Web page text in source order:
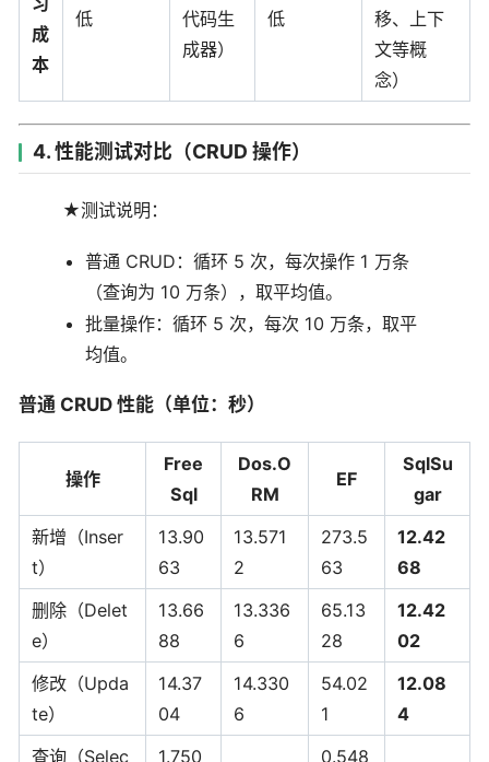
成
本
低
代码生
成器）
低
移、上下
文等概
念）
4. 性能测试对比（CRUD 操作）
★测试说明：
普通 CRUD：循环 5 次，每次操作 1 万条
（查询为 10 万条），取平均值。
批量操作：循环 5 次，每次 10 万条，取平
均值。
普通 CRUD 性能（单位：秒）
操作
Free
Sql
Dos.O
RM
EF
SqlSu
gar
新增（Inser
t）
13.90
63
13.571
2
273.5
63
12.42
68
删除（Delet
e）
13.66
88
13.336
6
65.13
28
12.42
02
修改（Upda
te）
14.37
04
14.330
6
54.02
1
12.08
4
查询（Selec
1.750 0.548